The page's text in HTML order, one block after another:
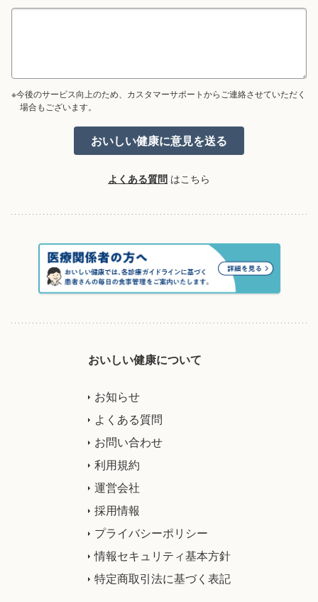
※今後のサービス向上のため、カスタマーサポートからご連絡させていただく
場合もございます。
よくある質問 はこちら
おいしい健康について
お知らせ
よくある質問
お問い合わせ
利用規約
運営会社
採用情報
プライバシーポリシー
情報セキュリティ基本方針
特定商取引法に基づく表記